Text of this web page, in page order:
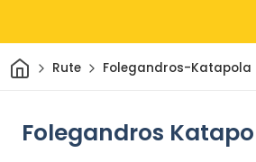
DomRute Folegandros-Katapola
Folegandros